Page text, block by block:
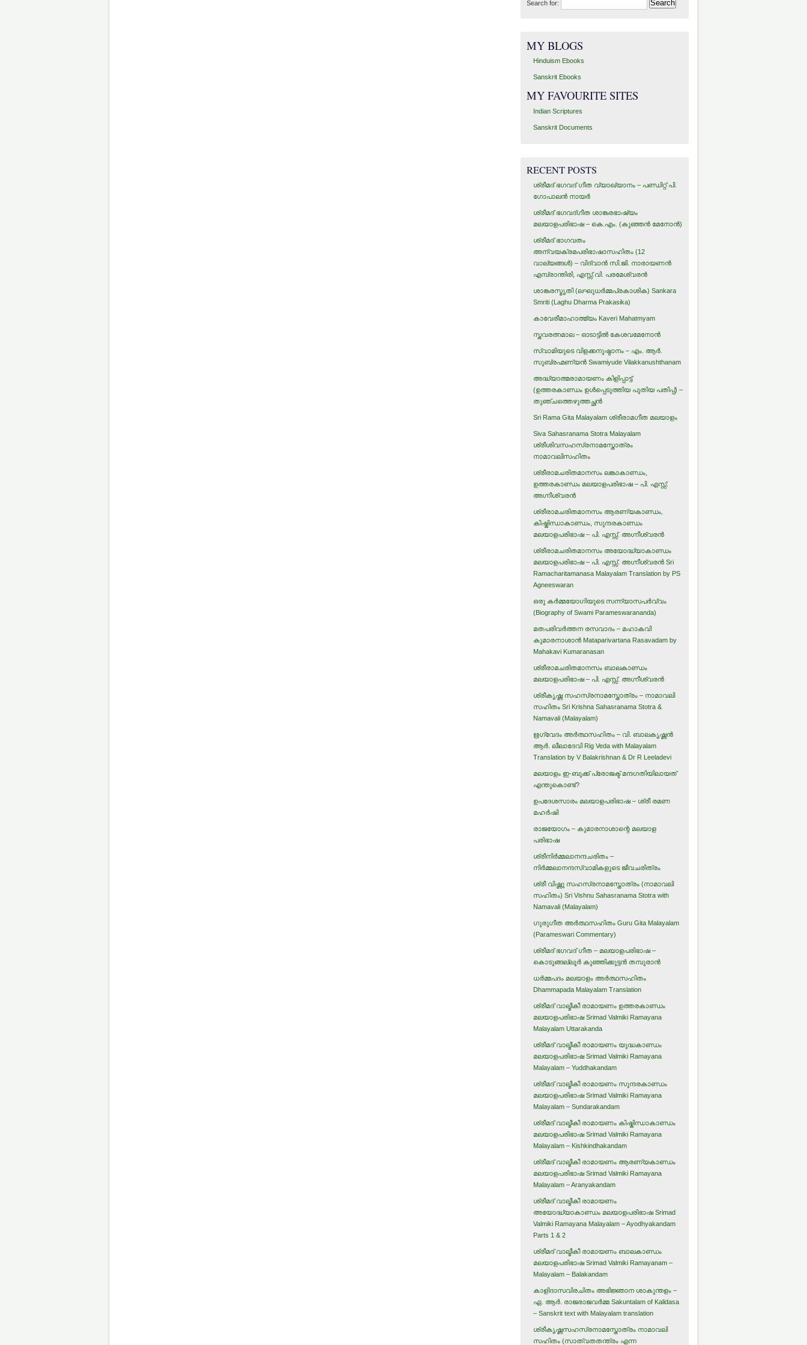
Search for:
MY BLOGS
Hinduism Ebooks
Sanskrit Ebooks
MY FAVOURITE SITES
Indian Scriptures
Sanskrit Documents
RECENT POSTS
ശ്രീമദ് ഭഗവദ് ഗീത വ്യാഖ്യാനം – പണ്ഡിറ്റ് പി.
ഗോപാലന്‍ നായര്‍
ശ്രീമദ് ഭഗവദ്ഗീത ശാങ്കരഭാഷ്യം
മലയാളപരിഭാഷ – കെ.എം. (കുഞ്ഞന്‍ മേനോന്‍)
ശ്രീമദ് ഭാഗവതം
അന്വയക്രമപരിഭാഷാസഹിതം (12
വാല്യങ്ങള്‍) – വിദ്വാന്‍ സി.ജി. നാരായണന്‍
എമ്പ്രാന്തിരി, എസ്സ്.വി. പരമേശ്വരന്‍
ശാങ്കരസ്മൃതി (ലഘുധര്‍മ്മപ്രകാശിക) Sankara
Smriti (Laghu Dharma Prakasika)
കാവേരീമാഹാത്മ്യം Kaveri Mahatmyam
സ്തവരത്നമാല – ഓടാട്ടില്‍ കേശവമേനോന്‍
സ്വാമിയുടെ വിളക്കനുഷ്ഠാനം – എം. ആര്‍.
സുബ്രഹ്മണ്യന്‍ Swamiyude Vilakkanushthanam
അദ്ധ്യാത്മരാമായണം കിളിപ്പാട്ട്‌
(ഉത്തരകാണ്ഡം ഉള്‍പ്പെടുത്തിയ പുതിയ പതിപ്പ്) –
തുഞ്ചത്തെഴുത്തച്ഛന്‍
Sri Rama Gita Malayalam ശ്രീരാമഗീത മലയാളം
Siva Sahasranama Stotra Malayalam
ശ്രീശിവസഹസ്രനാമസ്തോത്രം
നാമാവലിസഹിതം
ശ്രീരാമചരിതമാനസം ലങ്കാകാണ്ഡം,
ഉത്തരകാണ്ഡം മലയാളപരിഭാഷ – പി. എസ്സ്.
അഗ്നീശ്വരന്‍
ശ്രീരാമചരിതമാനസം ആരണ്യകാണ്ഡം,
കിഷ്കിന്ധാകാണ്ഡം, സുന്ദരകാണ്ഡം
മലയാളപരിഭാഷ – പി. എസ്സ്. അഗ്നീശ്വരന്‍
ശ്രീരാമചരിതമാനസം അയോദ്ധ്യാകാണ്ഡം
മലയാളപരിഭാഷ – പി. എസ്സ്. അഗ്നീശ്വരന്‍ Sri
Ramacharitamanasa Malayalam Translation by PS
Agneeswaran
ഒരു കര്‍മ്മയോഗിയുടെ സന്ന്യാസപര്‍വ്വം
(Biography of Swami Parameswarananda)
മതപരിവര്‍ത്തന രസവാദം – മഹാകവി
കുമാരനാശാന്‍ Mataparivartana Rasavadam by
Mahakavi Kumaranasan
ശ്രീരാമചരിതമാനസം ബാലകാണ്ഡം
മലയാളപരിഭാഷ – പി. എസ്സ്. അഗ്നീശ്വരന്‍
ശ്രീകൃഷ്ണ സഹസ്രനാമസ്തോത്രം – നാമാവലി
സഹിതം Sri Krishna Sahasranama Stotra &
Namavali (Malayalam)
ഋഗ്വേദം അര്‍ത്ഥസഹിതം – വി. ബാലകൃഷ്ണന്‍
ആര്‍. ലീലാദേവി Rig Veda with Malayalam
Translation by V Balakrishnan & Dr R Leeladevi
മലയാളം ഇ-ബുക്ക് പ്രോജക്ട് മന്ദഗതിയിലായത്
എന്തുകൊണ്ട്?
ഉപദേശസാരം മലയാളപരിഭാഷ – ശ്രീ രമണ
മഹര്‍ഷി
രാജയോഗം – കുമാരനാശാന്റെ മലയാള
പരിഭാഷ
ശ്രീനിര്‍മ്മലാനന്ദചരിതം –
നിര്‍മ്മലാനന്ദസ്വാമികളുടെ ജീവചരിത്രം
ശ്രീ വിഷ്ണു സഹസ്രനാമസ്തോത്രം (നാമാവലി
സഹിതം) Sri Vishnu Sahasranama Stotra with
Namavali (Malayalam)
ഗുരുഗീത അര്‍ത്ഥസഹിതം Guru Gita Malayalam
(Parameswari Commentary)
ശ്രീമദ് ഭഗവദ് ഗീത – മലയാളപരിഭാഷ –
കൊടുങ്ങല്ലൂര്‍ കുഞ്ഞിക്കുട്ടന്‍ തമ്പുരാന്‍
ധര്‍മ്മപദം മലയാളം അര്‍ത്ഥസഹിതം
Dhammapada Malayalam Translation
ശ്രീമദ് വാല്മീകീ രാമായണം ഉത്തരകാണ്ഡം
മലയാളപരിഭാഷ Srimad Valmiki Ramayana
Malayalam Uttarakanda
ശ്രീമദ് വാല്മീകീ രാമായണം യുദ്ധകാണ്ഡം
മലയാളപരിഭാഷ Srimad Valmiki Ramayana
Malayalam – Yuddhakandam
ശ്രീമദ് വാല്മീകീ രാമായണം സുന്ദരകാണ്ഡം
മലയാളപരിഭാഷ Srimad Valmiki Ramayana
Malayalam – Sundarakandam
ശ്രീമദ് വാല്മീകീ രാമായണം കിഷ്കിന്ധാകാണ്ഡം
മലയാളപരിഭാഷ Srimad Valmiki Ramayana
Malayalam – Kishkindhakandam
ശ്രീമദ് വാല്മീകീ രാമായണം ആരണ്യകാണ്ഡം
മലയാളപരിഭാഷ Srimad Valmiki Ramayana
Malayalam – Aranyakandam
ശ്രീമദ് വാല്മീകീ രാമായണം
അയോദ്ധ്യാകാണ്ഡം മലയാളപരിഭാഷ Srimad
Valmiki Ramayana Malayalam – Ayodhyakandam
Parts 1 & 2
ശ്രീമദ് വാല്മീകീ രാമായണം ബാലകാണ്ഡം
മലയാളപരിഭാഷ Srimad Valmiki Ramayanam –
Malayalam – Balakandam
കാളിദാസവിരചിതം അഭിജ്ഞാന ശാകുന്തളം –
ഏ. ആര്‍. രാജരാജവര്‍മ്മ Sakuntalam of Kalidasa
– Sanskrit text with Malayalam translation
ശ്രീകൃഷ്ണസഹസ്രനാമസ്തോത്രം നാമാവലി
സഹിതം (സാത്വതതന്ത്രം എന്ന